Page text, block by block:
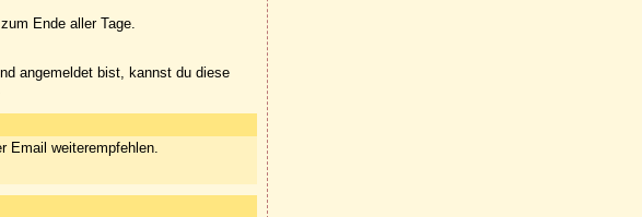
Ende aller Tage.
angemeldet bist, kannst du diese
Email weiterempfehlen.